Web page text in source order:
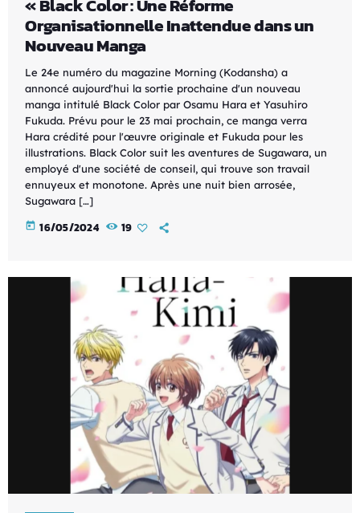
« Black Color : Une Réforme
Organisationnelle Inattendue dans un
Nouveau Manga
Le 24e numéro du magazine Morning (Kodansha) a
annoncé aujourd'hui la sortie prochaine d'un nouveau
manga intitulé Black Color par Osamu Hara et Yasuhiro
Fukuda. Prévu pour le 23 mai prochain, ce manga verra
Hara crédité pour l'œuvre originale et Fukuda pour les
illustrations. Black Color suit les aventures de Sugawara, un
employé d'une société de conseil, qui trouve son travail
ennuyeux et monotone. Après une nuit bien arrosée,
Sugawara […]
today 16/05/2024 19